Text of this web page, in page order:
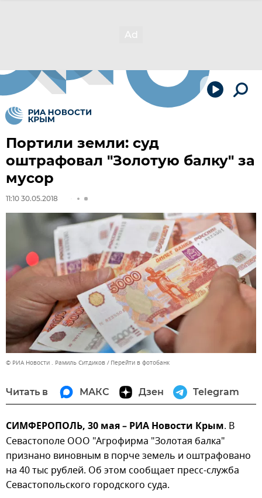
Портили земли: суд
оштрафовал "Золотую балку" за
мусор
11:10 30.05.2018
© РИА Новости . Рамиль Ситдиков Перейти в фотобанк
Читать в МАКС Дзен Telegram
СИМФЕРОПОЛЬ, 30 мая – РИА Новости Крым. В
Севастополе ООО "Агрофирма "Золотая балка"
признано виновным в порче земель и оштрафовано
на 40 тыс рублей. Об этом сообщает пресс-служба
Севастопольского городского суда.